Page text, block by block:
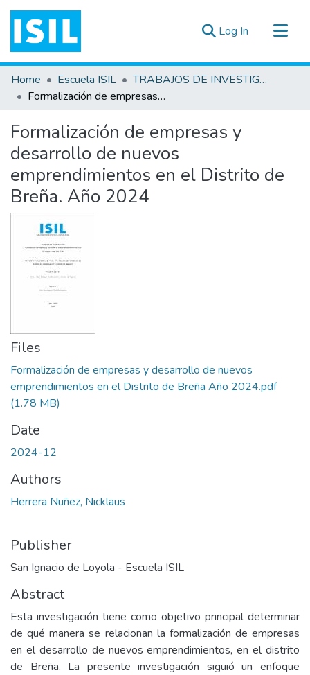
Log In (current)
All of DSpace
Statistics
Documentos ▾
Home Escuela ISIL
TRABAJOS DE INVESTIGACIÓN
Formalización de empresas y desarrollo de nuevos emprendimientos en el Distrito de Breña. Año 2024
Formalización de empresas y
desarrollo de nuevos
emprendimientos en el Distrito de
Breña. Año 2024
Files
Formalización de empresas y desarrollo de nuevos
emprendimientos en el Distrito de Breña Año 2024.pdf
(1.78 MB)
Date
2024-12
Authors
Herrera Nuñez, Nicklaus
Publisher
San Ignacio de Loyola - Escuela ISIL
Abstract
Esta investigación tiene como objetivo principal determinar
de qué manera se relacionan la formalización de empresas
en el desarrollo de nuevos emprendimientos, en el distrito
de Breña. La presente investigación siguió un enfoque